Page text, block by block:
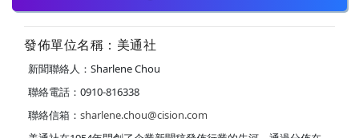
發佈單位名稱：美通社
新聞聯絡人：Sharlene Chou
聯絡電話：0910-816338
聯絡信箱： sharlene.chou@cision.com